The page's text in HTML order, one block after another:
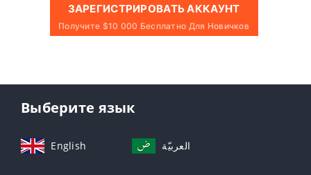
ЗАРЕГИСТРИРОВАТЬ АККАУНТ
Получите $10 000 Бесплатно Для Новичков
Выберите язык
English العربيّة